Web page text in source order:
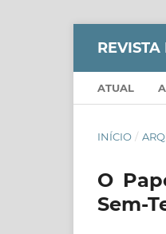
ATUAL
INÍCIO /
O
Sem-